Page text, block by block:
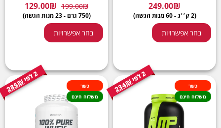
249.00₪
(2 ק׳׳ג - 60 מנות הגשה)
בחר אפשרויות
199.00₪
129.00₪
(750 גרם - 23 מנות הגשה)
בחר אפשרויות
2
ל
פ
י
234₪
כשר
משלוח חינם
2
ל
פ
י
285₪
כשר
משלוח חינם